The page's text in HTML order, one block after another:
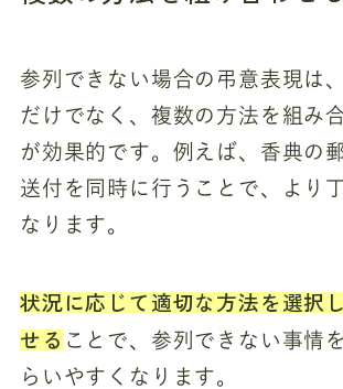
参列できない場合の弔意表現は
だけでなく、複数の方法を組み
が効果的です。例えば、香典の
送付を同時に行うことで、より
なります。
状況に応じて適切な方法を選択
せることで、参列できない事情
らいやすくなります。